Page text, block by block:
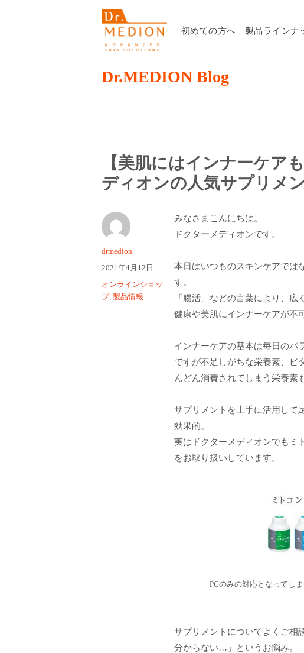
初めての方へ 製品ラインナ
Dr.MEDION Blog
【美肌にはインナーケア
ディオンの人気サプリメ
みなさまこんにちは。
ドクターメディオンです。
本日はいつものスキンケアでは
す。
「腸活」などの言葉により、広
健康や美肌にインナーケアが不
インナーケアの基本は毎日のバ
ですが不足しがちな栄養素、ビ
んどん消費されてしまう栄養素
サプリメントを上手に活用して
効果的。
実はドクターメディオンでもミ
をお取り扱いしています。
PCのみの対応となってしま
サプリメントについてよくご相
分からない…」というお悩み。
投
稿
drmedion
投
稿
日:
2021年4月12日
カ
テ
オンラインショッ
プ, 製品情報